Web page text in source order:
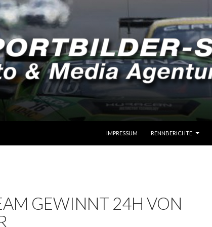
IMPRESSUM
RENNBERICHTE
GEWINNT 24H VON